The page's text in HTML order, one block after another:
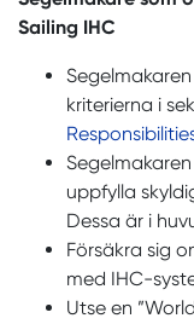
Sailing IHC
kriterierna i
uppfylla
Dessa är i
Försäkra sig
med IHC-
Utse en